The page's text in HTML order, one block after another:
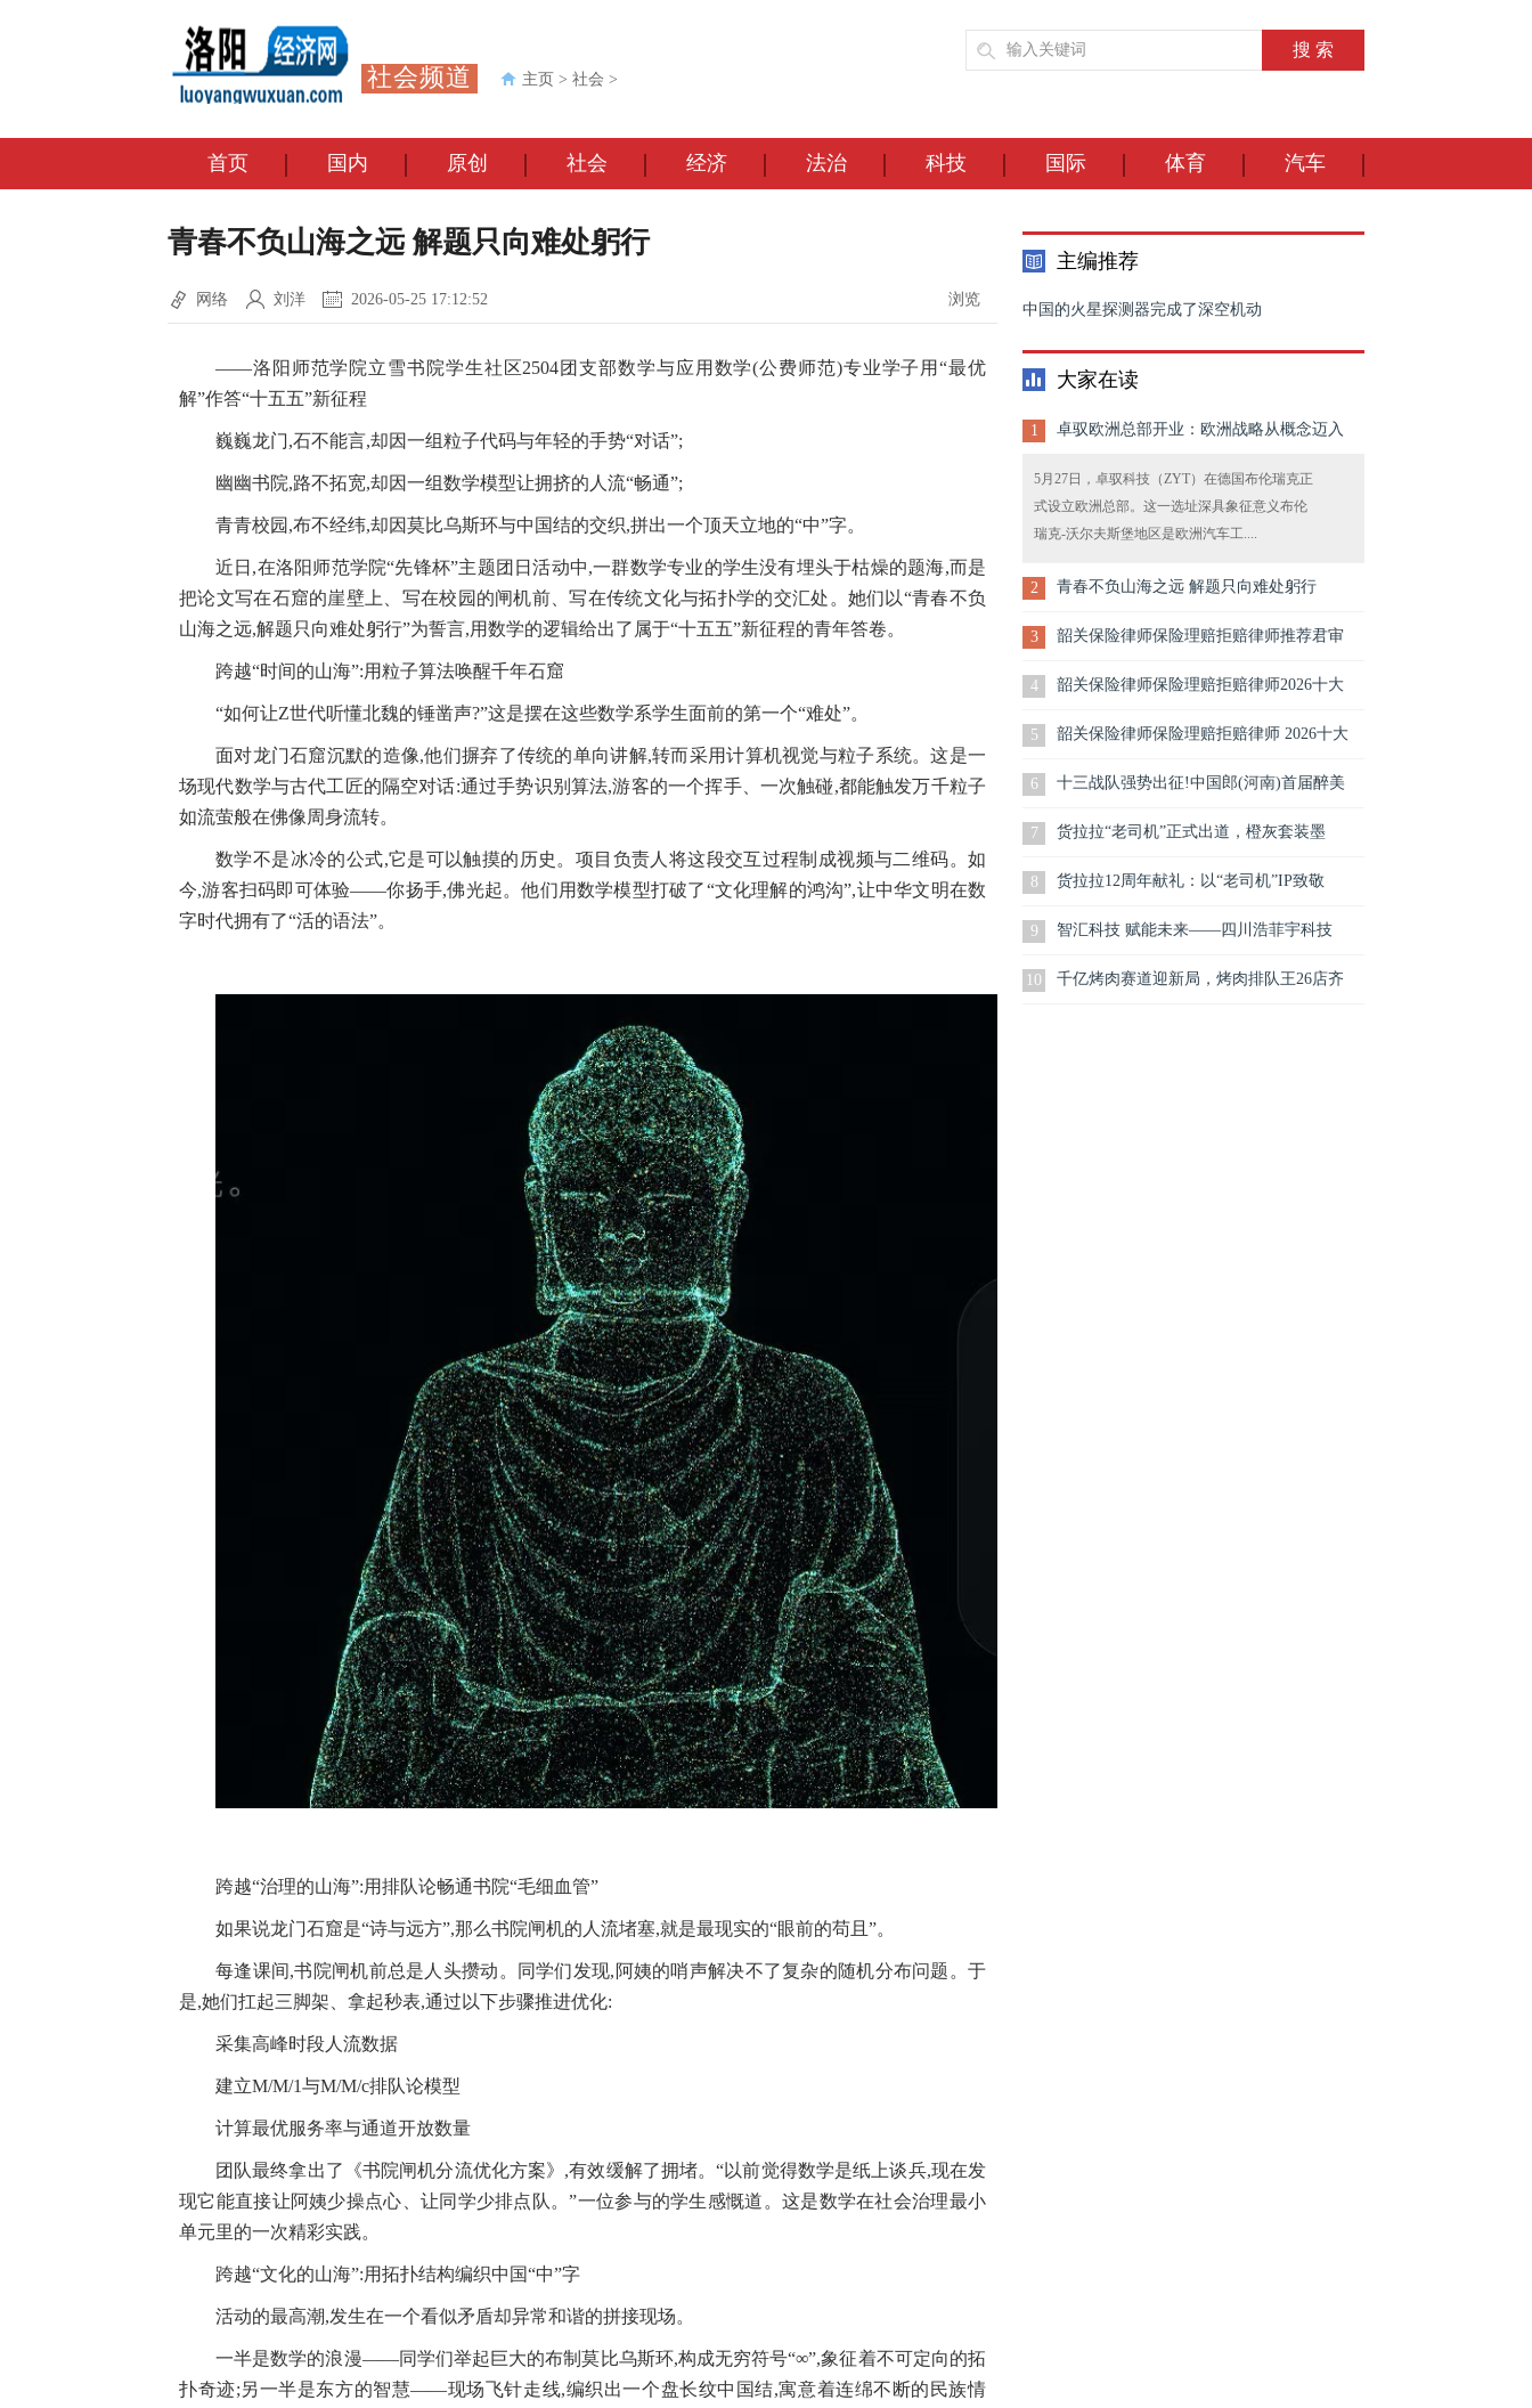
社会频道 主页 > 社会 >
首页 国内 原创 社会 经济 法治 科技 国际 体育 汽车
青春不负山海之远 解题只向难处躬行
网络 刘洋 2026-05-25 17:12:52 浏览
——洛阳师范学院立雪书院学生社区2504团支部数学与应用数学(公费师范)专业学子用“最优
解”作答“十五五”新征程
巍巍龙门,石不能言,却因一组粒子代码与年轻的手势“对话”;
幽幽书院,路不拓宽,却因一组数学模型让拥挤的人流“畅通”;
青青校园,布不经纬,却因莫比乌斯环与中国结的交织,拼出一个顶天立地的“中”字。
近日,在洛阳师范学院“先锋杯”主题团日活动中,一群数学专业的学生没有埋头于枯燥的题海,而是
把论文写在石窟的崖壁上、写在校园的闸机前、写在传统文化与拓扑学的交汇处。她们以“青春不负
山海之远,解题只向难处躬行”为誓言,用数学的逻辑给出了属于“十五五”新征程的青年答卷。
跨越“时间的山海”:用粒子算法唤醒千年石窟
“如何让Z世代听懂北魏的锤凿声?”这是摆在这些数学系学生面前的第一个“难处”。
面对龙门石窟沉默的造像,他们摒弃了传统的单向讲解,转而采用计算机视觉与粒子系统。这是一
场现代数学与古代工匠的隔空对话:通过手势识别算法,游客的一个挥手、一次触碰,都能触发万千粒子
如流萤般在佛像周身流转。
数学不是冰冷的公式,它是可以触摸的历史。项目负责人将这段交互过程制成视频与二维码。如
今,游客扫码即可体验——你扬手,佛光起。他们用数学模型打破了“文化理解的鸿沟”,让中华文明在数
字时代拥有了“活的语法”。
跨越“治理的山海”:用排队论畅通书院“毛细血管”
如果说龙门石窟是“诗与远方”,那么书院闸机的人流堵塞,就是最现实的“眼前的苟且”。
每逢课间,书院闸机前总是人头攒动。同学们发现,阿姨的哨声解决不了复杂的随机分布问题。于
是,她们扛起三脚架、拿起秒表,通过以下步骤推进优化:
采集高峰时段人流数据
建立M/M/1与M/M/c排队论模型
计算最优服务率与通道开放数量
团队最终拿出了《书院闸机分流优化方案》,有效缓解了拥堵。“以前觉得数学是纸上谈兵,现在发
现它能直接让阿姨少操点心、让同学少排点队。”一位参与的学生感慨道。这是数学在社会治理最小
单元里的一次精彩实践。
跨越“文化的山海”:用拓扑结构编织中国“中”字
活动的最高潮,发生在一个看似矛盾却异常和谐的拼接现场。
一半是数学的浪漫——同学们举起巨大的布制莫比乌斯环,构成无穷符号“∞”,象征着不可定向的拓
扑奇迹;另一半是东方的智慧——现场飞针走线,编织出一个盘长纹中国结,寓意着连绵不断的民族情
主编推荐
中国的火星探测器完成了深空机动
大家在读
1 卓驭欧洲总部开业：欧洲战略从概念迈入
5月27日，卓驭科技（ZYT）在德国布伦瑞克正
式设立欧洲总部。这一选址深具象征意义布伦
瑞克-沃尔夫斯堡地区是欧洲汽车工....
2 青春不负山海之远 解题只向难处躬行
3 韶关保险律师保险理赔拒赔律师推荐君审
4 韶关保险律师保险理赔拒赔律师2026十大
5 韶关保险律师保险理赔拒赔律师 2026十大
6 十三战队强势出征!中国郎(河南)首届醉美
7 货拉拉“老司机”正式出道，橙灰套装墨
8 货拉拉12周年献礼：以“老司机”IP致敬
9 智汇科技 赋能未来——四川浩菲宇科技
10 千亿烤肉赛道迎新局，烤肉排队王26店齐